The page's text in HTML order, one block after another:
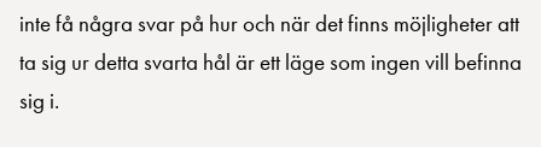
inte få några svar på hur och när det finns möjligheter att
ta sig ur detta svarta hål är ett läge som ingen vill befinna
sig i.